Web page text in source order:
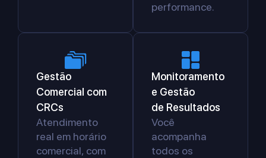
performance.
Gestão
Comercial com
CRCs
Atendimento
real em horário
comercial, com
Monitoramento
e Gestão
de Resultados
Você
acompanha
todos os